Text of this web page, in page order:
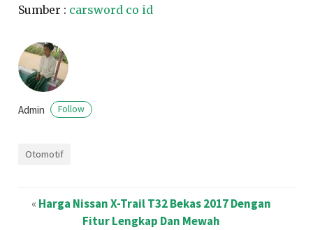
Sumber : carsword co id
Admin Follow
Otomotif
«Harga Nissan X-Trail T32 Bekas 2017 Dengan
Fitur Lengkap Dan Mewah